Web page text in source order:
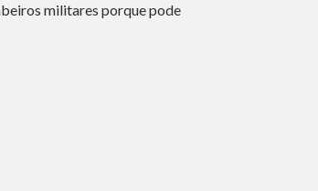
militares porque pode